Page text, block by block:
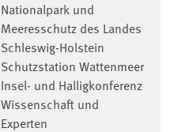
Nationalpark und
Meeresschutz des Landes
Schleswig-Holstein
Schutzstation Wattenmeer
Insel- und Halligkonferenz
Wissenschaft und
Experten